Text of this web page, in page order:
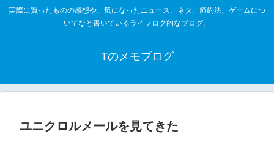
実際に買ったものの感想や、気になったニュース、ネタ、節約法、ゲームにつ
いてなど書いているライフログ的なブログ。
Tのメモブログ
ユニクロルメールを見てきた